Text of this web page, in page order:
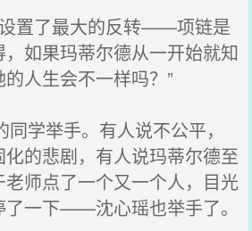
置了最大的反转——项链是
如果玛蒂尔德从一开始就知
人生会不一样吗？”
学举手。有人说不公平，
的悲剧，有人说玛蒂尔德至
师点了一个又一个人，目光
了一下——沈心瑶也举手了。